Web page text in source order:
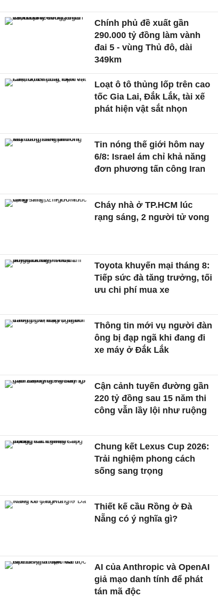
Chính phủ đề xuất gần
290.000 tỷ đồng làm vành
đai 5 - vùng Thủ đô, dài
349km
Loạt ô tô thủng lốp trên cao
tốc Gia Lai, Đắk Lắk, tài xế
phát hiện vật sắt nhọn
Tin nóng thế giới hôm nay
6/8: Israel ám chỉ khả năng
đơn phương tấn công Iran
Cháy nhà ở TP.HCM lúc
rạng sáng, 2 người tử vong
Toyota khuyến mại tháng 8:
Tiếp sức đà tăng trưởng, tối
ưu chi phí mua xe
Thông tin mới vụ người đàn
ông bị đạp ngã khi đang đi
xe máy ở Đắk Lắk
Cận cảnh tuyến đường gần
220 tỷ đồng sau 15 năm thi
công vẫn lầy lội như ruộng
Chung kết Lexus Cup 2026:
Trải nghiệm phong cách
sống sang trọng
Thiết kế cầu Rồng ở Đà
Nẵng có ý nghĩa gì?
AI của Anthropic và OpenAI
giả mạo danh tính để phát
tán mã độc